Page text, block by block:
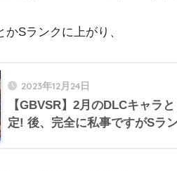
Sランクに上がり、
2023年12月24日
【GBVSR】2月のDLCキャラ
定! 後、完全に私事ですがSラ